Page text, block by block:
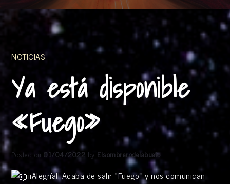
NOTICIAS
Ya está disponible
«Fuego»
Posted on01/04/2022 by Elsombrerodelabuelo
¡¡Alegría!! Acaba de salir «Fuego» y nos comunican